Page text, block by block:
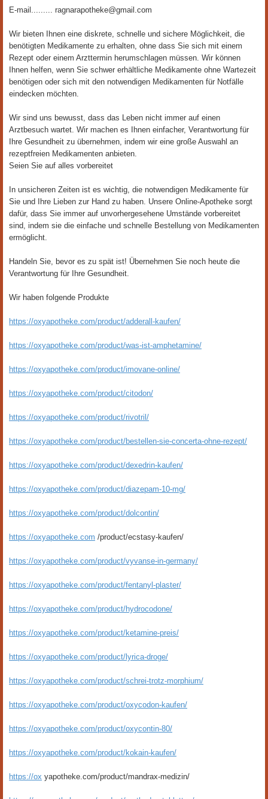
E-mail......... ragnarapotheke@gmail.com
Wir bieten Ihnen eine diskrete, schnelle und sichere Möglichkeit, die
benötigten Medikamente zu erhalten, ohne dass Sie sich mit einem
Rezept oder einem Arzttermin herumschlagen müssen. Wir können
Ihnen helfen, wenn Sie schwer erhältliche Medikamente ohne Wartezeit
benötigen oder sich mit den notwendigen Medikamenten für Notfälle
eindecken möchten.
Wir sind uns bewusst, dass das Leben nicht immer auf einen
Arztbesuch wartet. Wir machen es Ihnen einfacher, Verantwortung für
Ihre Gesundheit zu übernehmen, indem wir eine große Auswahl an
rezeptfreien Medikamenten anbieten.​
Seien Sie auf alles vorbereitet
In unsicheren Zeiten ist es wichtig, die notwendigen Medikamente für
Sie und Ihre Lieben zur Hand zu haben. Unsere Online-Apotheke sorgt
dafür, dass Sie immer auf unvorhergesehene Umstände vorbereitet
sind, indem sie die einfache und schnelle Bestellung von Medikamenten
ermöglicht.
Handeln Sie, bevor es zu spät ist! Übernehmen Sie noch heute die
Verantwortung für Ihre Gesundheit.
Wir haben folgende Produkte
https://oxyapotheke.com/product/adderall-kaufen/
https://oxyapotheke.com/product/was-ist-amphetamine/
https://oxyapotheke.com/product/imovane-online/
https://oxyapotheke.com/product/citodon/
https://oxyapotheke.com/product/rivotril/
https://oxyapotheke.com/product/bestellen-sie-concerta-ohne-rezept/
https://oxyapotheke.com/product/dexedrin-kaufen/
https://oxyapotheke.com/product/diazepam-10-mg/
https://oxyapotheke.com/product/dolcontin/
https://oxyapotheke.com /product/ecstasy-kaufen/
https://oxyapotheke.com/product/vyvanse-in-germany/
https://oxyapotheke.com/product/fentanyl-plaster/
https://oxyapotheke.com/product/hydrocodone/
https://oxyapotheke.com/product/ketamine-preis/
https://oxyapotheke.com/product/lyrica-droge/
https://oxyapotheke.com/product/schrei-trotz-morphium/
https://oxyapotheke.com/product/oxycodon-kaufen/
https://oxyapotheke.com/product/oxycontin-80/
https://oxyapotheke.com/product/kokain-kaufen/
https://ox yapotheke.com/product/mandrax-medizin/